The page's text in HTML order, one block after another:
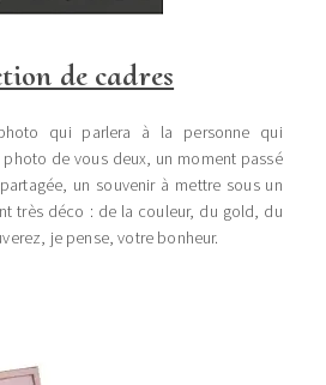
de cadres
qui parlera à la personne qui
de vous deux, un moment passé
un souvenir à mettre sous un
très déco : de la couleur, du gold, du
je pense, votre bonheur.